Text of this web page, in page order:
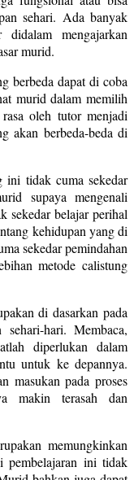
sehari. Ada banyak
mengajarkan
murid.
berbeda dapat di coba
murid dalam memilih
oleh tutor menjadi
akan berbeda-beda di
ini tidak cuma sekedar
supaya mengenali
sekedar belajar perihal
kehidupan yang di
sekedar pemindahan
metode calistung
di dasarkan pada
hari. Membaca,
diperlukan dalam
untuk ke depannya.
masukan pada proses
makin terasah dan
memungkinkan
pembelajaran ini tidak